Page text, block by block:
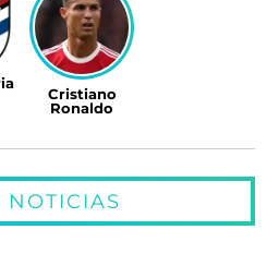
Cristiano
Ronaldo
NOTICIAS